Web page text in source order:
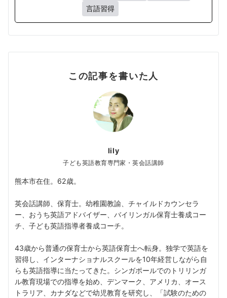
言語習得
この記事を書いた人
lily
子ども英語教育専門家・英会話講師
熊本市在住。62歳。
英会話講師、保育士。幼稚園教諭、チャイルドカウンセラ
ー、おうち英語アドバイザー、バイリンガル保育士養成コー
チ、子ども英語指導者養成コーチ。
43歳から普通の保育士から英語保育士へ転身。独学で英語を
習得し、インターナショナルスクールを10年経営しながら自
らも英語指導に当たってきた。シンガポールでのトリリンガ
ル教育現場での指導を始め、デンマーク、アメリカ、オース
トラリア、カナダなどで幼児教育を研究し、「試験のための